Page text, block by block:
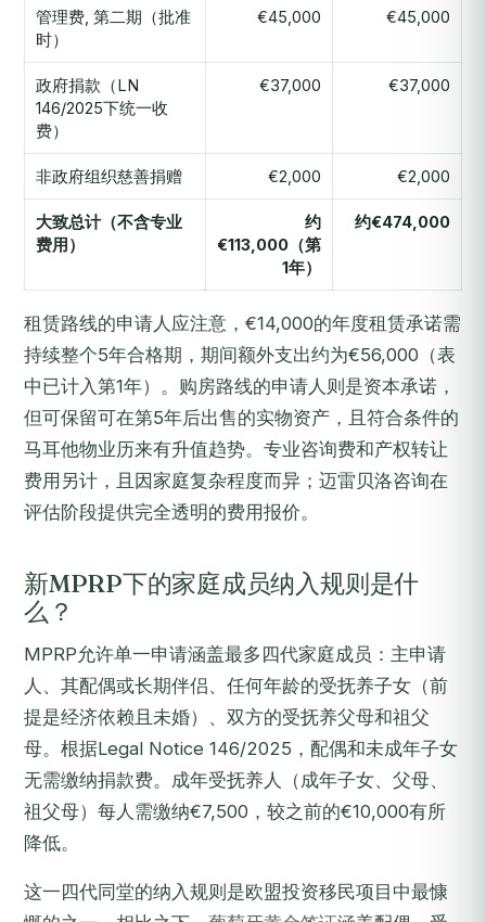
管理费, 第二期（批准
时）
€45,000 €45,000
政府捐款（LN
146/2025下统一收
费）
€37,000 €37,000
非政府组织慈善捐赠 €2,000 €2,000
大致总计（不含专业
费用）
约
€113,000（第
1年）
约€474,000
租赁路线的申请人应注意，€14,000的年度租赁承诺需
持续整个5年合格期，期间额外支出约为€56,000（表
中已计入第1年）。购房路线的申请人则是资本承诺，
但可保留可在第5年后出售的实物资产，且符合条件的
马耳他物业历来有升值趋势。专业咨询费和产权转让
费用另计，且因家庭复杂程度而异；迈雷贝洛咨询在
评估阶段提供完全透明的费用报价。
新MPRP下的家庭成员纳入规则是什
么？
MPRP允许单一申请涵盖最多四代家庭成员：主申请
人、其配偶或长期伴侣、任何年龄的受抚养子女（前
提是经济依赖且未婚）、双方的受抚养父母和祖父
母。根据Legal Notice 146/2025，配偶和未成年子女
无需缴纳捐款费。成年受抚养人（成年子女、父母、
祖父母）每人需缴纳€7,500，较之前的€10,000有所
降低。
这一四代同堂的纳入规则是欧盟投资移民项目中最慷